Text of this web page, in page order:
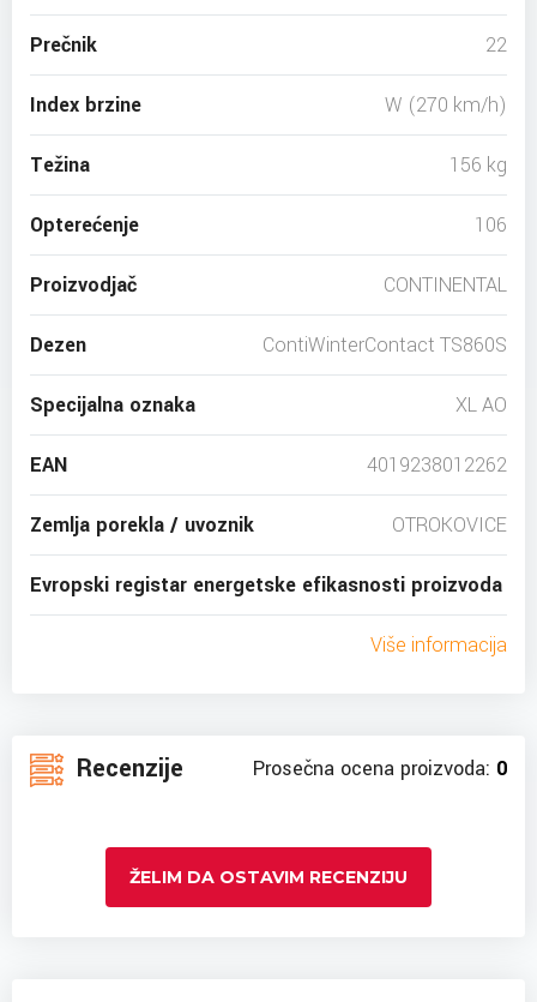
Prečnik 22
Index brzine W (270 km/h)
Težina 156 kg
Opterećenje 106
Proizvodjač CONTINENTAL
Dezen ContiWinterContact TS860S
Specijalna oznaka XL AO
EAN 4019238012262
Zemlja porekla / uvoznik OTROKOVICE
Evropski registar energetske efikasnosti proizvoda
Više informacija
Recenzije Prosečna ocena proizvoda: 0
ŽELIM DA OSTAVIM RECENZIJU